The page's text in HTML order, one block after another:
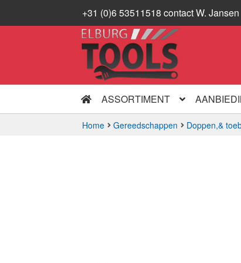
+31 (0)6 53511518 contact W. Jansen
Ga
door
naar
navigatie
Ga
naar
inhoud
ASSORTIMENT
Home Gereedschappen Doppen,&